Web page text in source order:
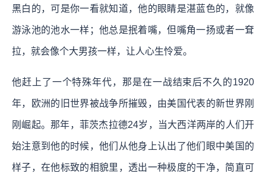
黑白的，可是你一看就知道，他的眼睛是湛蓝色的，就像
游泳池的池水一样；他总是抿着嘴，但嘴角一扬或者一耷
拉，就会像个大男孩一样，让人心生怜爱。
他赶上了一个特殊年代，那是在一战结束后不久的1920
年，欧洲的旧世界被战争所摧毁，由美国代表的新世界刚
刚崛起。那年，菲茨杰拉德24岁，当大西洋两岸的人们开
始注意到他的时候，他们从他身上认出了他们眼中美国的
样子，在他标致的相貌里，透出一种极度的干净，简直可